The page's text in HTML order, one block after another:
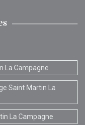
La Campagne
Saint Martin La
La Campagne